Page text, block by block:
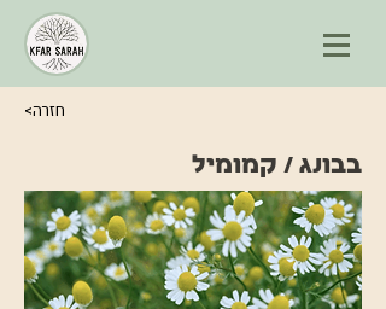
<חזרה
בבונג / קמומיל